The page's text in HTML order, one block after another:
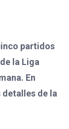
partidos
la Liga
En
de la